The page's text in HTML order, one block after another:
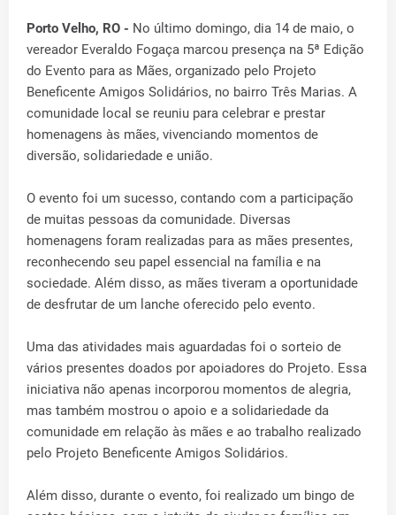
Porto Velho, RO - No último domingo, dia 14 de maio, o
vereador Everaldo Fogaça marcou presença na 5ª Edição
do Evento para as Mães, organizado pelo Projeto
Beneficente Amigos Solidários, no bairro Três Marias. A
comunidade local se reuniu para celebrar e prestar
homenagens às mães, vivenciando momentos de
diversão, solidariedade e união.
O evento foi um sucesso, contando com a participação
de muitas pessoas da comunidade. Diversas
homenagens foram realizadas para as mães presentes,
reconhecendo seu papel essencial na família e na
sociedade. Além disso, as mães tiveram a oportunidade
de desfrutar de um lanche oferecido pelo evento.
Uma das atividades mais aguardadas foi o sorteio de
vários presentes doados por apoiadores do Projeto. Essa
iniciativa não apenas incorporou momentos de alegria,
mas também mostrou o apoio e a solidariedade da
comunidade em relação às mães e ao trabalho realizado
pelo Projeto Beneficente Amigos Solidários.
Além disso, durante o evento, foi realizado um bingo de